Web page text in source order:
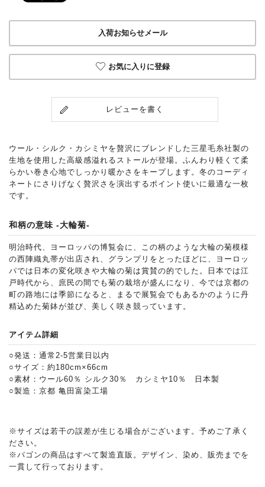
入荷お知らせメール
お気に入りに登録
レビューを書く
ウール・シルク・カシミヤを贅沢にブレンドした三星毛糸社製の
生地を使用した高級感溢れるストールが登場。ふんわり軽くて柔
らかい巻き心地でしっかり暖かさをキープします。冬のコーディ
ネートにさりげなく贅沢さを演出するポイント使いに最適な一枚
です。
和柄の意味 -大輪菊-
明治時代、ヨーロッパの博覧会に、この柄のような大輪の菊模様
の西陣織丸帯が出店され、グランプリをとったほどに、ヨーロッ
パでは日本の変化咲きや大輪の菊は賞賛の的でした。日本では江
戸時代から、庶民の間でも菊の栽培が盛んになり、今では京都の
町の路地には季節になると、まるで展覧会でもあるかのように丹
精込めた菊鉢が並び、美しく咲き競っています。
アイテム詳細
○発送：通常2-5営業日以内
○サイズ：約180cm×66cm
○素材：ウール60％ シルク30％ カシミヤ10％ 日本製
○製造：京都 亀田富染工場
※サイズは若干の誤差が生じる場合がございます。予めご了承く
ださい。
※パゴンの商品はすべて製造直販。デザイン、染め、販売までを
一貫して行っております。